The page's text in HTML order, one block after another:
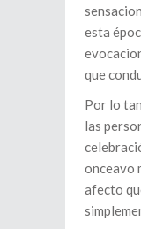
esta
que
Por lo
las
onceavo
afecto